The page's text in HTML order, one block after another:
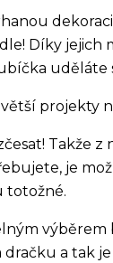
Díky jejich
uděláte
projekty
Takže
je
totožné.
a tak